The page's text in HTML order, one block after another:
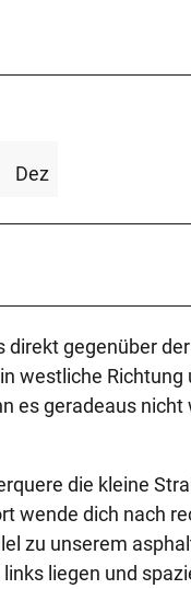
Dez
gegenüber
westliche
es geradeaus
die kleine
wende dich nach
zu unserem
liegen und